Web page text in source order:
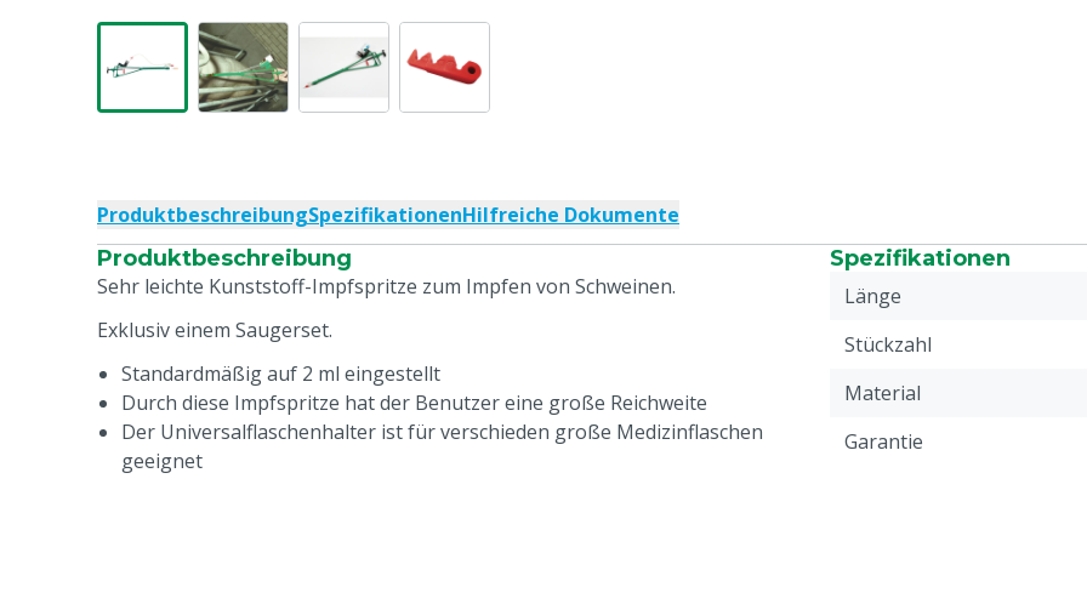
ProduktbeschreibungSpezifikationenHilfreiche Dokumente
Produktbeschreibung
Sehr leichte Kunststoff-Impfspritze zum Impfen von Schweinen.
Exklusiv einem Saugerset.
Standardmäßig auf 2 ml eingestellt
Durch diese Impfspritze hat der Benutzer eine große Reichweite
Der Universalflaschenhalter ist für verschieden große Medizinflaschen
geeignet
Spezifikationen
Länge
Stückzahl
Material
Garantie